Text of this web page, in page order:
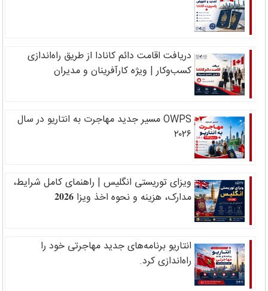
دریافت اقامت دائم کانادا از طریق راه‌اندازی
کسب‌وکار | ویژه کارآفرینان و مدیران
OWPS مسیر جدید مهاجرت به انتاریو در سال
۲۰۲۶
ویزای توریستی انگلیس | راهنمای کامل شرایط،
مدارک، هزینه و نحوه اخذ ویزا 𝟐𝟎𝟐𝟔
انتاریو برنامه‌های جدید مهاجرتی خود را
راه‌اندازی کرد.